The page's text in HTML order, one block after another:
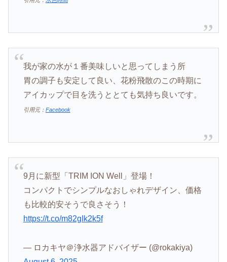
我が家の水が１番美味しいと思ってしまう所
胃の調子も安定して良い、花粉飛散のこの時期に
アイカップで目を洗うととても気持ち良いです。
引用元： Facebook
9月に新型「TRIM ION Well」登場！
コンパクトでシンプルなおしゃれデザイン、価格
も比較的安そうで良さそう！
https://t.co/m82gIk2k5f
— ロカキヤ＠浄水器アドバイザー (@rokakiya)